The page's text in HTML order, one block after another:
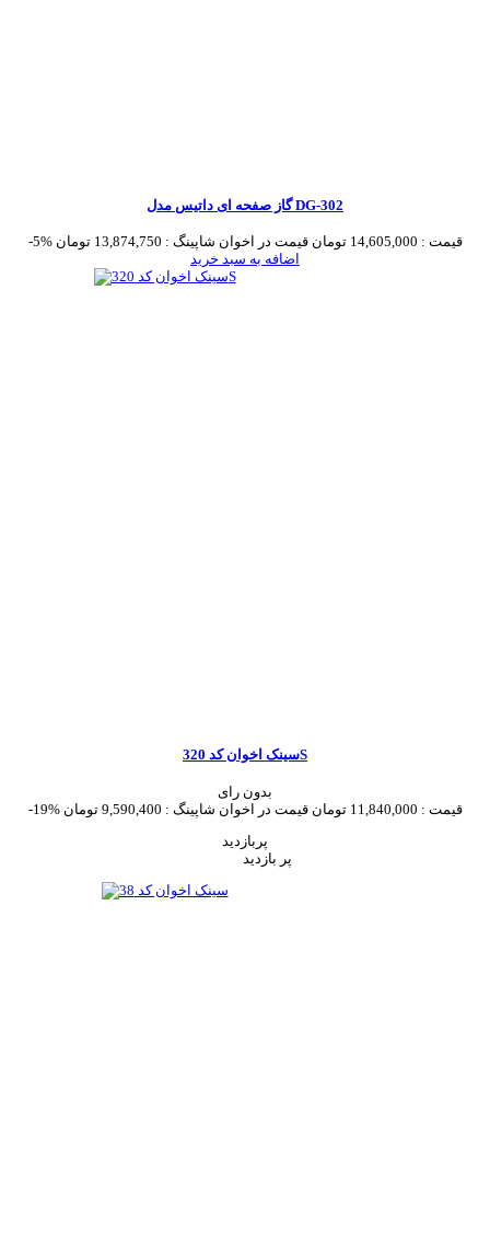
گاز صفحه ای داتیس مدل DG-302
-5% قیمت : 14,605,000 تومان قیمت در اخوان شاپینگ : 13,874,750 تومان
اضافه به سبد خرید
سینک اخوان کد 320S
بدون رای
-19%
قیمت : 11,840,000 تومان قیمت در اخوان شاپینگ : 9,590,400 تومان
پربازدید
پر بازدید